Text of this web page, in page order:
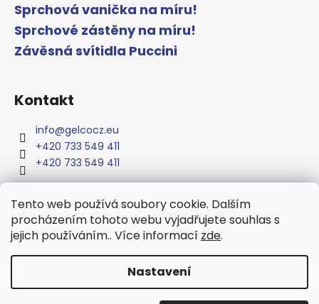
Tento web používá soubory cookie. Dalším
procházením tohoto webu vyjadřujete souhlas s
jejich používáním.. Více informací zde.
Nastavení
Sprchová vanička na míru!
Sprchové zástěny na míru!
Závěsná svítidla Puccini
Kontakt
info@gelcocz.eu
+420 733 549 411
+420 733 549 411
www.gelcocz.eu